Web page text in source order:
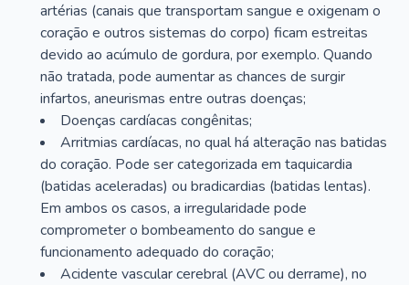
artérias (canais que transportam sangue e oxigenam o
coração e outros sistemas do corpo) ficam estreitas
devido ao acúmulo de gordura, por exemplo. Quando
não tratada, pode aumentar as chances de surgir
infartos, aneurismas entre outras doenças;
Doenças cardíacas congênitas;
Arritmias cardíacas, no qual há alteração nas batidas
do coração. Pode ser categorizada em taquicardia
(batidas aceleradas) ou bradicardias (batidas lentas).
Em ambos os casos, a irregularidade pode
comprometer o bombeamento do sangue e
funcionamento adequado do coração;
Acidente vascular cerebral (AVC ou derrame), no